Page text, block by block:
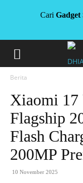
Berita
Xiaomi 17
Flagship
Flash
200MP
10 November 2025
Cari Gadget